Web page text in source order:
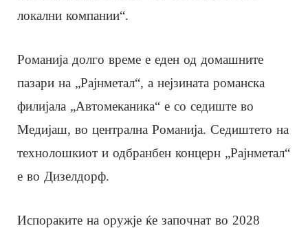
локални компании“.
Романија долго време е еден од домашните
пазари на „Рајнметал“, а нејзината романска
филијала „Автомеканика“ е со седиште во
Медијаш, во централна Романија. Седиштето на
технолошкиот и одбранбен концерн „Рајнметал“
е во Дизелдорф.
Испораките на оружје ќе започнат во 2028